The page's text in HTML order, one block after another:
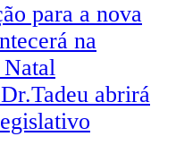
para a nova
na
Natal
abrirá